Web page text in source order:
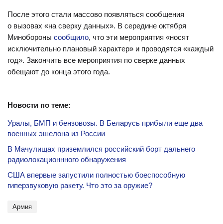
После этого стали массово появляться сообщения
о вызовах «на сверку данных». В середине октября
Минобороны сообщило, что эти мероприятия «носят
исключительно плановый характер» и проводятся «каждый
год». Закончить все мероприятия по сверке данных
обещают до конца этого года.
Новости по теме:
Уралы, БМП и бензовозы. В Беларусь прибыли еще два
военных эшелона из России
В Мачулищах приземлился российский борт дальнего
радиолокационнного обнаружения
США впервые запустили полностью боеспособную
гиперзвуковую ракету. Что это за оружие?
Армия